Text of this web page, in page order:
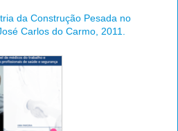
da Construção Pesada no
Carlos do Carmo, 2011.